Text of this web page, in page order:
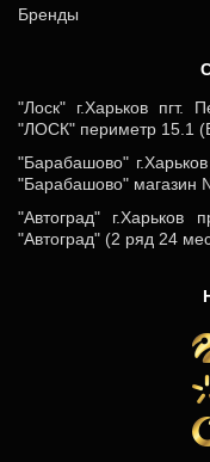
Бренды
"Лоск" г.Харьков пгт.
"ЛОСК" периметр 15.1
"Барабашово"
"Барабашово" магазин
"Автоград" г.Харьков
"Автоград" (2 ряд 24